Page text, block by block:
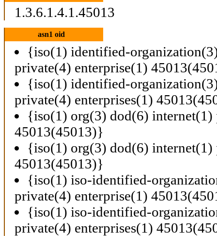
1.3.6.1.4.1.45013
asn1 oid
{iso(1) identified-
private(4) enterprise(1)
{iso(1) identified-
private(4) enterprises(1)
{iso(1) org(3) dod(6) internet(1)
45013(45013)}
{iso(1) org(3) dod(6) internet(1)
45013(45013)}
{iso(1) iso-identified-
private(4) enterprise(1)
{iso(1) iso-identified-
private(4) enterprises(1)